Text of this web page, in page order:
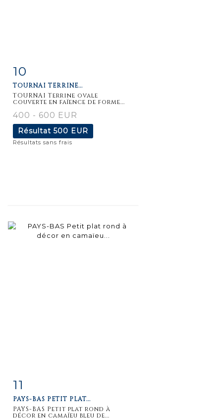
détaillée
10
TOURNAI TERRINE...
TOURNAI Terrine ovale
couverte en faïence de forme...
400 - 600 EUR
Résultat 500 EUR
Résultats sans frais
détaillée
11
PAYS-BAS PETIT PLAT...
PAYS-BAS Petit plat rond à
décor en camaïeu bleu de...